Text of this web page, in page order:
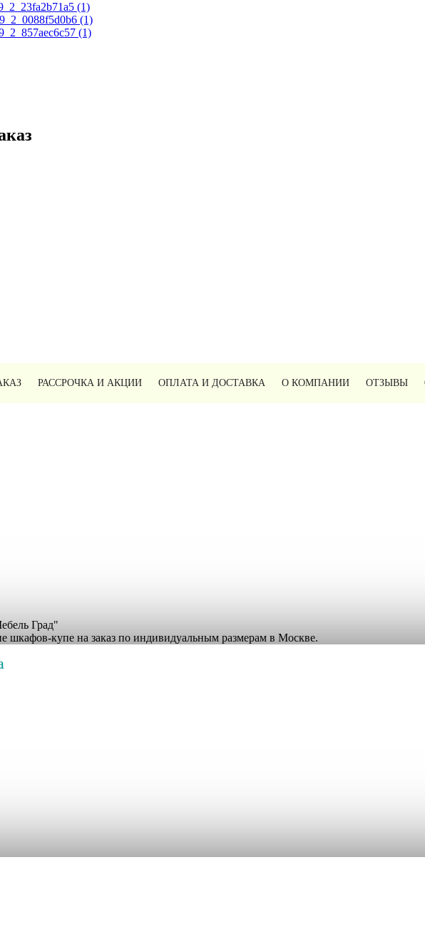
(1)
(1)
(1)
РАССРОЧКА И АКЦИИ ОПЛАТА И ДОСТАВКА О КОМПАНИИ ОТЗЫВЫ
Град"
шкафов-купе на заказ по индивидуальным размерам в Москве.